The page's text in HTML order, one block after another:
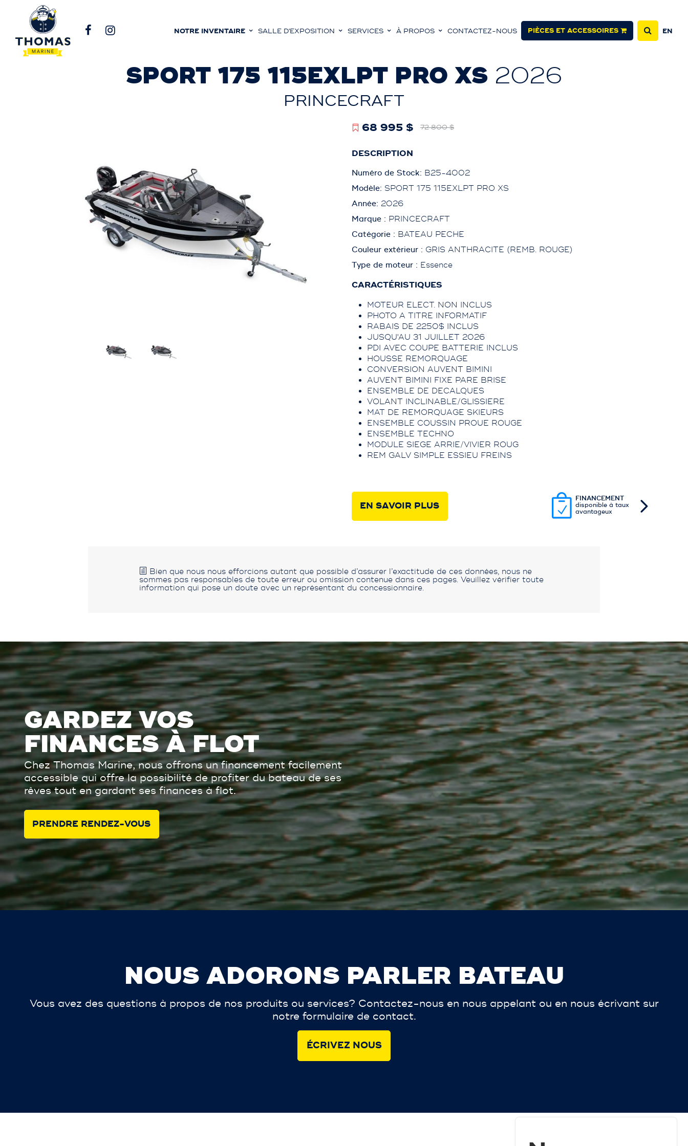
NOTRE INVENTAIRE SALLE D'EXPOSITION SERVICES À PROPOS CONTACTEZ-NOUS PIÈCES ET ACCESSOIRES EN
SPORT 175 115EXLPT PRO XS 2026
PRINCECRAFT
68 995 $ 72 800 $
DESCRIPTION
Numéro de Stock: B25-4002
Modèle: SPORT 175 115EXLPT PRO XS
Année: 2026
Marque : PRINCECRAFT
Catégorie : BATEAU PECHE
Couleur extérieur : GRIS ANTHRACITE (REMB. ROUGE)
Type de moteur : Essence
CARACTÉRISTIQUES
MOTEUR ELECT. NON INCLUS
PHOTO A TITRE INFORMATIF
RABAIS DE 2250$ INCLUS
JUSQU'AU 31 JUILLET 2026
PDI AVEC COUPE BATTERIE INCLUS
HOUSSE REMORQUAGE
CONVERSION AUVENT BIMINI
AUVENT BIMINI FIXE PARE BRISE
ENSEMBLE DE DECALQUES
VOLANT INCLINABLE/GLISSIERE
MAT DE REMORQUAGE SKIEURS
ENSEMBLE COUSSIN PROUE ROUGE
ENSEMBLE TECHNO
MODULE SIEGE ARRIE/VIVIER ROUG
REM GALV SIMPLE ESSIEU FREINS
EN SAVOIR PLUS
FINANCEMENT
disponible à taux
avantageux
Bien que nous nous efforcions autant que possible d’assurer l’exactitude de ces données, nous ne
sommes pas responsables de toute erreur ou omission contenue dans ces pages. Veuillez vérifier toute
information qui pose un doute avec un représentant du concessionnaire.
GARDEZ VOS
FINANCES À FLOT
Chez Thomas Marine, nous offrons un financement facilement
accessible qui offre la possibilité de profiter du bateau de ses
rêves tout en gardant ses finances à flot.
PRENDRE RENDEZ-VOUS
NOUS ADORONS PARLER BATEAU
Vous avez des questions à propos de nos produits ou services? Contactez-nous en nous appelant ou en nous écrivant sur
notre formulaire de contact.
ÉCRIVEZ NOUS